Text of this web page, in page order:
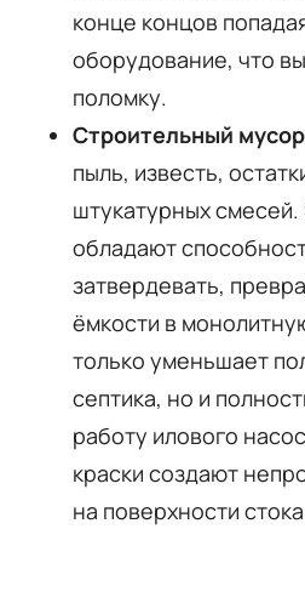
конце концов
оборудование, что
поломку.
Строительный
пыль, известь,
штукатурных
обладают
затвердевать,
ёмкости в
только уменьшает
септика, но и
работу илового
краски создают
на поверхности